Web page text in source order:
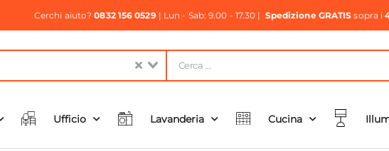
Cerchi aiuto?0832 156 0529| Lun - Sab: 9.00 - 17.30 | Spedizione GRATIS sopra i
Ufficio Lavanderia Cucina